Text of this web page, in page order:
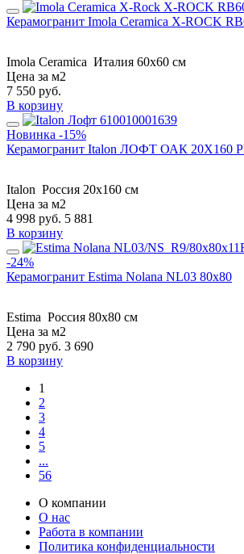
Керамогранит Imola Ceramica X-ROCK
Imola Ceramica Италия 60x60 см
Цена за м2
7 550 руб.
В корзину
Новинка -15%
Керамогранит Italon ЛОФТ ОАК 20X160
Italon Россия 20x160 см
Цена за м2
4 998 руб. 5 881
В корзину
-24%
Керамогранит Estima Nolana NL03 80x80
Estima Россия 80x80 см
Цена за м2
2 790 руб. 3 690
В корзину
1
2
3
4
5
...
56
О компании
О нас
Работа в компании
Политика конфиденциальности